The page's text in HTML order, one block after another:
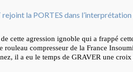
cette agression ignoble qui a frappé
compresseur de la France
il a eu le temps de GRAVER une croix